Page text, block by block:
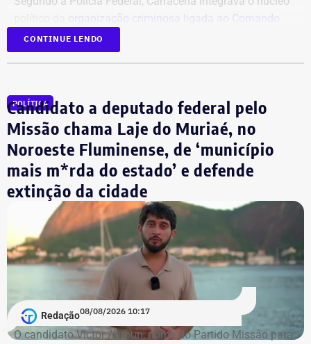
organização criminosa ligada ao Comando
Vermelhoe repassava informações privilegiadas sobre
operações policiais em áreas comandadas pela facção.
de Oliveira, o “Índio do Lixão”, apontado como um dos
chefes do CV, mantinha contato direto com o advogado.
Pedido da defesa de Carracena
O voto de Moraes foi dado no julgamento virtual de um
pedido da defesa de Carracena. Além da liberdade do ex-
secretário, os advogados querem que sejam
consideradas ilícitas provas encontradas pelas
investigações no celular do advogado. A alegação aponta
que os dados foram extraídos do aparelho sem o
acompanhamento de representantes da OAB e dos
advogados de defesa.
CONTINUE LENDO
POLÍTICA
Candidato a deputado federal pelo
Missão chama Laje do Muriaé, no
Noroeste Fluminense, de ‘município
mais m*rda do estado’ e defende
extinção da cidade
Redação08/08/2026 10:17
O candidato Victor Antoun, nome do Partido Missão para